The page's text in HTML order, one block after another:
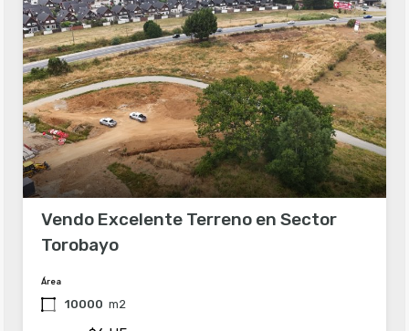
Vendo Excelente Terreno en Sector
Torobayo
Área
10000 m2